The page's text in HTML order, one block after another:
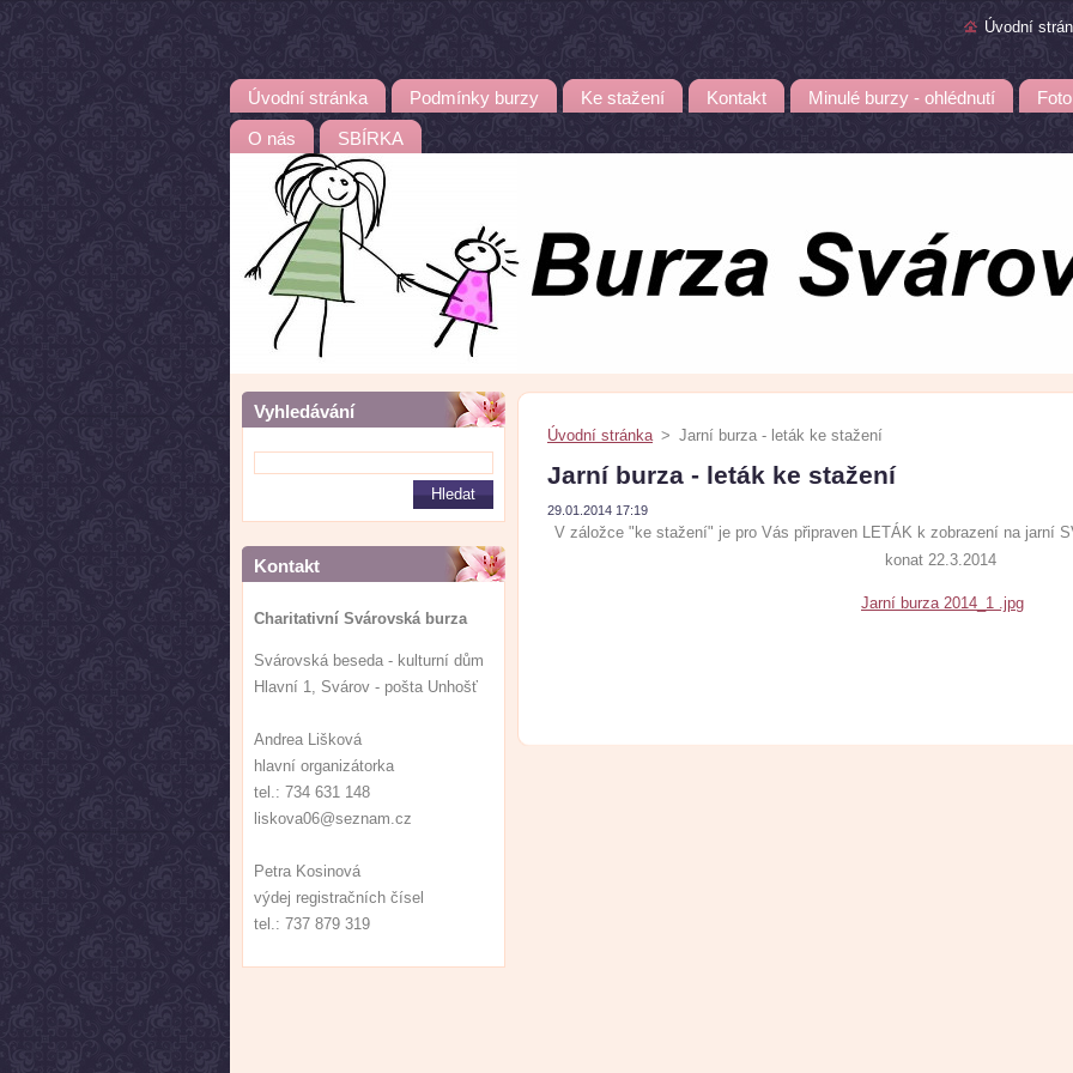
Úvodní
Úvodní stránka Podmínky burzy Ke stažení Kontakt Minulé burzy - ohlédnutí Foto
O nás SBÍRKA
Vyhledávání
Kontakt
Charitativní Svárovská burza
Svárovská beseda - kulturní dům
Hlavní 1, Svárov - pošta Unhošť
Andrea Lišková
hlavní organizátorka
tel.: 734 631 148
liskova06@seznam.cz
Petra Kosinová
výdej registračních čísel
tel.: 737 879 319
Úvodní stránka > Jarní burza - leták ke stažení
Jarní burza - leták ke stažení
29.01.2014 17:19
V záložce "ke stažení" je pro Vás připraven LETÁK k zobrazení na jarní
konat 22.3.2014
Jarní burza 2014_1 .jpg